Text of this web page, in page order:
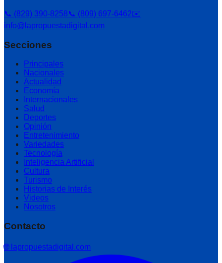
📞 (829) 390-8258📞 (809) 697-6462✉️
info@lapropuestadigital.com
Secciones
Principales
Nacionales
Actualidad
Economía
Internacionales
Salud
Deportes
Opinión
Entretenimiento
Variedades
Tecnología
Inteligencia Artificial
Cultura
Turismo
Historias de Interés
Videos
Nosotros
Contacto
🌐 lapropuestadigital.com